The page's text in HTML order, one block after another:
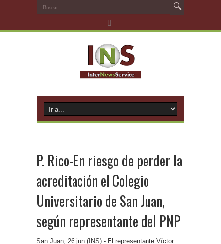
P. Rico-En riesgo de perder la
acreditación el Colegio
Universitario de San Juan,
según representante del PNP
San Juan, 26 jun (INS).- El representante Víctor